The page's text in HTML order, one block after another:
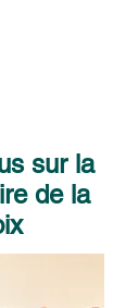
sur la
de la